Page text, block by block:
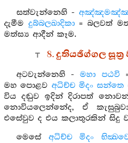
සත්වැන්නෙහි -
දැමීම දුබ්බලඛාදිකා= බලවත්
මත්ස්‍ය ආදීන් කෑම.
8. දුතියඡිග්ගල
අටවැන්නෙහි -මහා පඨවි
මහ පොළව අධිච්ච මිදං සන්තෙ
විය දඬුව ඉදින් දිරාපත්
නොවියලෙන්නේද, ඒ
එසේවුව ද එය කලාතුරකින් සිදු
මෙසේ අධිච්ච මිදං